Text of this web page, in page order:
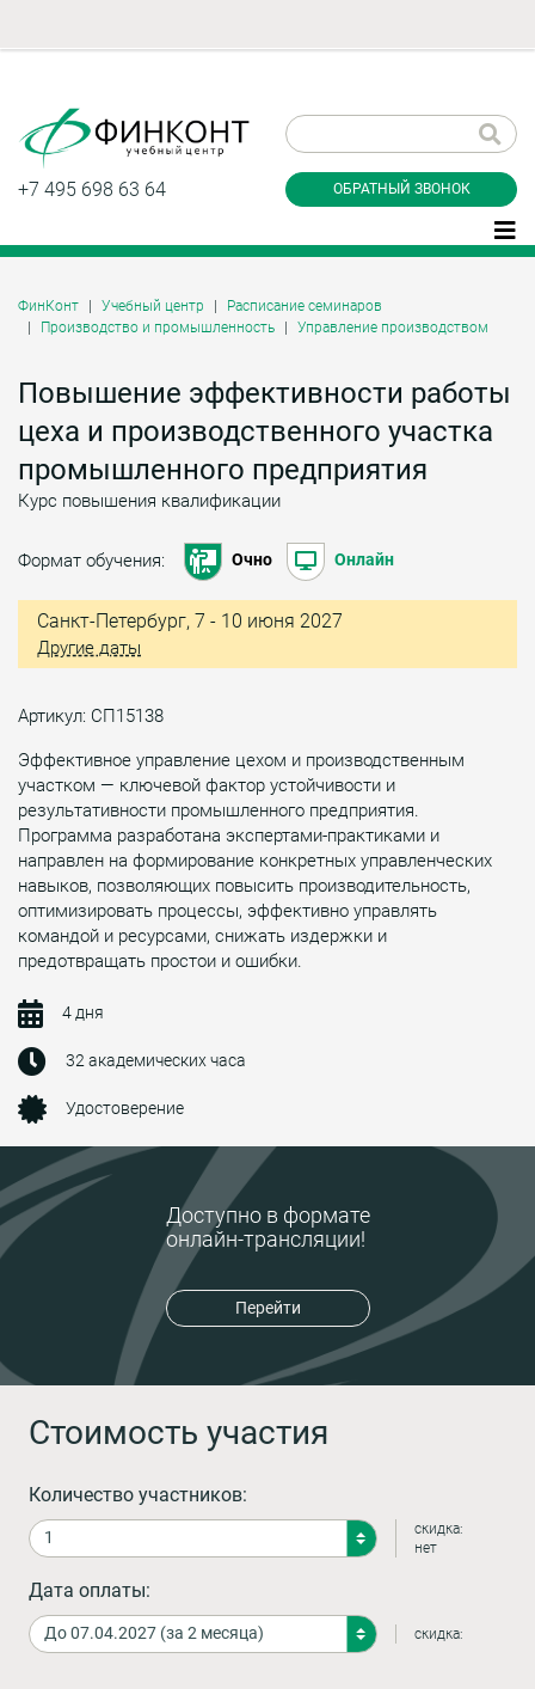
+7 495 698 63 64 ОБРАТНЫЙ ЗВОНОК
Доступно в формате
онлайн-трансляции!
Перейти
ФинКонт Учебный центр
Расписание семинаров
Производство и промышленность
Управление производством
Повышение эффективности работы
цеха и производственного участка
промышленного предприятия
Курс повышения квалификации
Формат обучения: Очно Онлайн
Санкт-Петербург, 7 - 10 июня 2027
Другие даты
Артикул: СП15138
Эффективное управление цехом и производственным
участком — ключевой фактор устойчивости и
результативности промышленного предприятия.
Программа разработана экспертами-практиками и
направлен на формирование конкретных управленческих
навыков, позволяющих повысить производительность,
оптимизировать процессы, эффективно управлять
командой и ресурсами, снижать издержки и
предотвращать простои и ошибки.
4 дня
32 академических часа
Удостоверение
Стоимость участия
Количество участников:
скидка:
нет
Дата оплаты:
скидка:
звонок
Даю согласие на обработку персональных
конфиденциальности
Заказать